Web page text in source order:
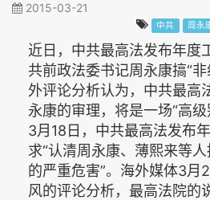
2015-03-21
中共 周永
近日，中共最高法发布年度
共前政法委书记周永康搞“
外评论分析认为，中共最高
永康的审理，将是一场“高级
3月18日，中共最高法发布
求“认清周永康、薄熙来等
的严重危害”。海外媒体3月
风的评论分析，最高法院的